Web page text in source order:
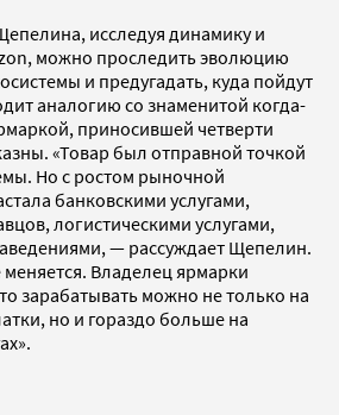
исследуя динамику и
можно проследить эволюцию
и предугадать, куда пойдут
аналогию со знаменитой когда-
приносившей четверти
«Товар был отправной точкой
Но с ростом рыночной
банковскими услугами,
логистическими услугами,
— рассуждает Щепелин.
Владелец ярмарки
зарабатывать можно не только на
но и гораздо больше на